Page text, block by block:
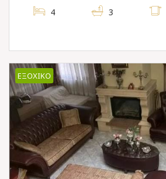
4 3
ΕΞΟΧΙΚΌ